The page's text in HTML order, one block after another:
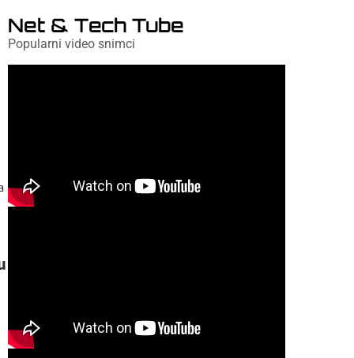
Net & Tech Tube
Popularni video snimci